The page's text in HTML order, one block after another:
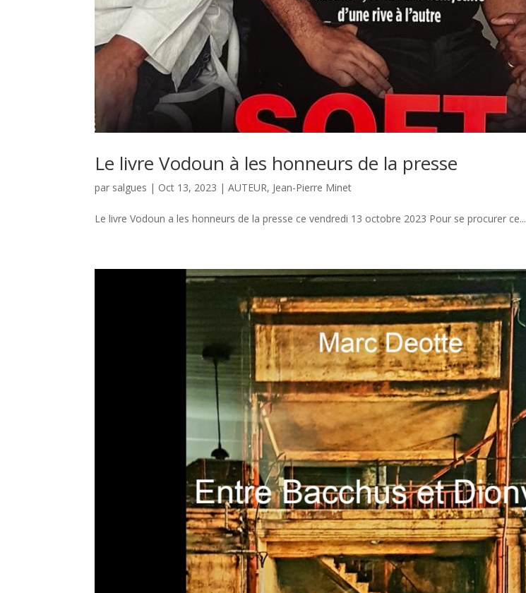
Le livre Vodoun à les honneurs de la presse
par salgues | Oct 13, 2023 |AUTEUR, Jean-Pierre Minet
Le livre Vodoun a les honneurs de la presse ce vendredi 13 octobre 2023 Pour se procurer ce...